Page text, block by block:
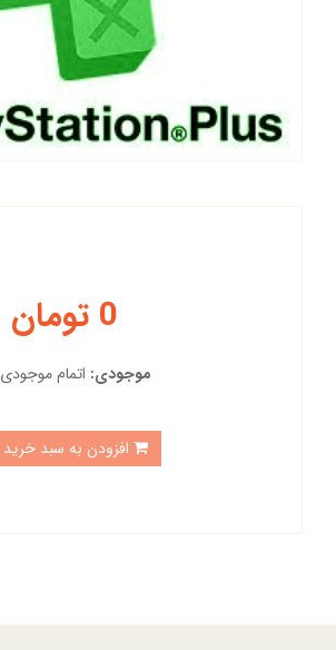
0 تومان
موجودی: اتمام موجودی
افزودن به سبد خرید